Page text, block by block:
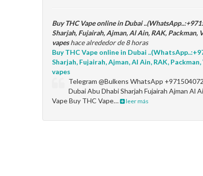
Buy THC Vape online in Dubai
Sharjah, Fujairah, Ajman, Al Ain, RAK, Packman,
vapeshace alrededor de 8 horas
Buy THC Vape online in Dubai
Sharjah, Fujairah, Ajman, Al Ain, RAK,
vapes
Telegram @Bulkens WhatsApp
Dubai Abu Dhabi Sharjah Fujairah Ajman Al
Vape Buy THC Vape…
leer más